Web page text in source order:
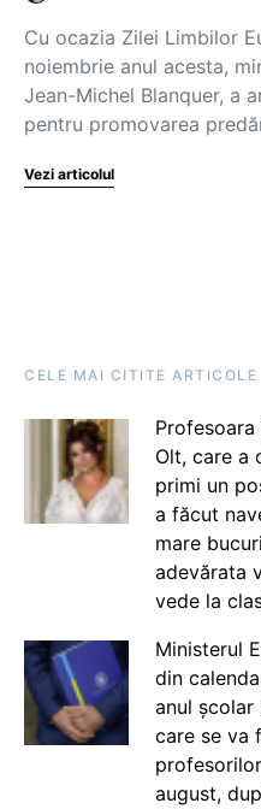
Cu ocazia Zilei Limbilor
noiembrie anul acesta,
Jean-Michel Blanquer, a
pentru promovarea
Vezi articolul
CELE MAI CITITE ARTICOLE
Olt, care a
primi un
a făcut
mare
adevărata
vede la
Ministerul
din
anul
care se va
august,